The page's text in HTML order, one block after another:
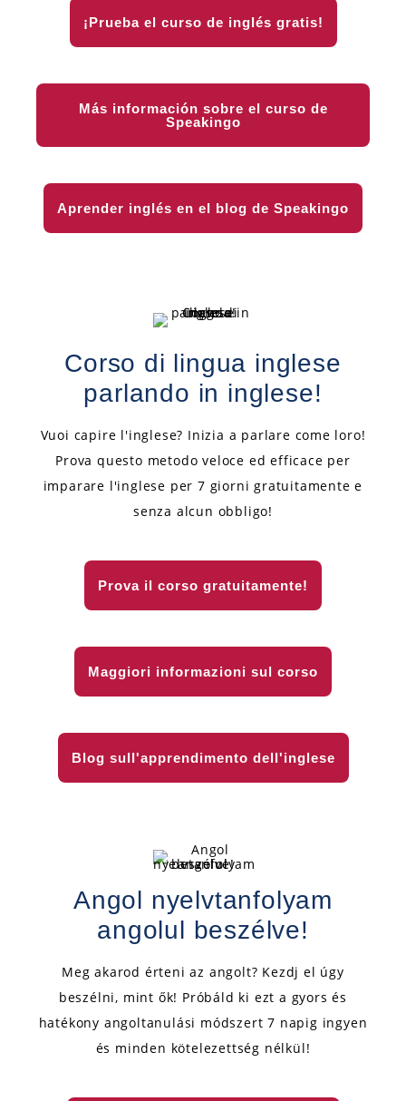
¡Prueba el curso de inglés gratis!
Más información sobre el curso de
Speakingo
Aprender inglés en el blog de Speakingo
Corso di lingua inglese
parlando in inglese!
Vuoi capire l'inglese? Inizia a parlare come loro!
Prova questo metodo veloce ed efficace per
imparare l'inglese per 7 giorni gratuitamente e
senza alcun obbligo!
Prova il corso gratuitamente!
Maggiori informazioni sul corso
Blog sull'apprendimento dell'inglese
Angol nyelvtanfolyam
angolul beszélve!
Meg akarod érteni az angolt? Kezdj el úgy
beszélni, mint ők! Próbáld ki ezt a gyors és
hatékony angoltanulási módszert 7 napig ingyen
és minden kötelezettség nélkül!